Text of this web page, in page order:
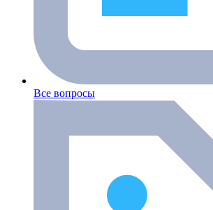
Все вопросы